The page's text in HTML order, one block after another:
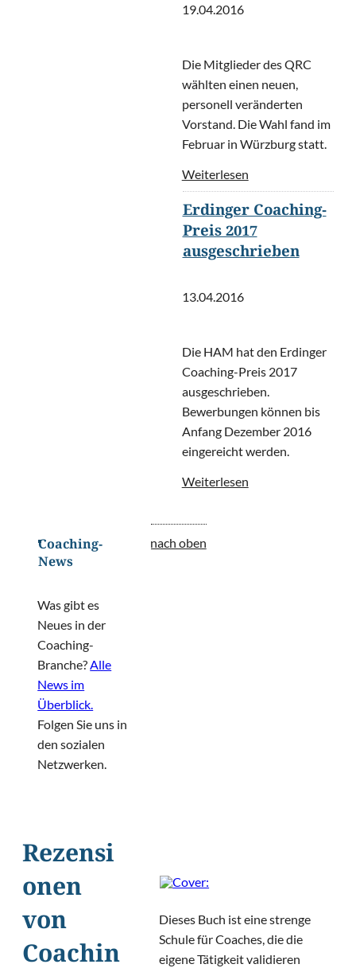
19.04.2016
Die Mitglieder des QRC
wählten einen neuen,
personell veränderten
Vorstand. Die Wahl fand im
Februar in Würzburg statt.
Weiterlesen
Erdinger Coaching-
Preis 2017
ausgeschrieben
13.04.2016
Die HAM hat den Erdinger
Coaching-Preis 2017
ausgeschrieben.
Bewerbungen können bis
Anfang Dezember 2016
eingereicht werden.
Weiterlesen
Coaching-
News
Was gibt es
Neues in der
Coaching-
Branche? Alle
News im
Überblick.
Folgen Sie uns in
den sozialen
Netzwerken.
nach oben
Rezensi
onen
von
Coachin
Dieses Buch ist eine strenge
Schule für Coaches, die die
eigene Tätigkeit validieren